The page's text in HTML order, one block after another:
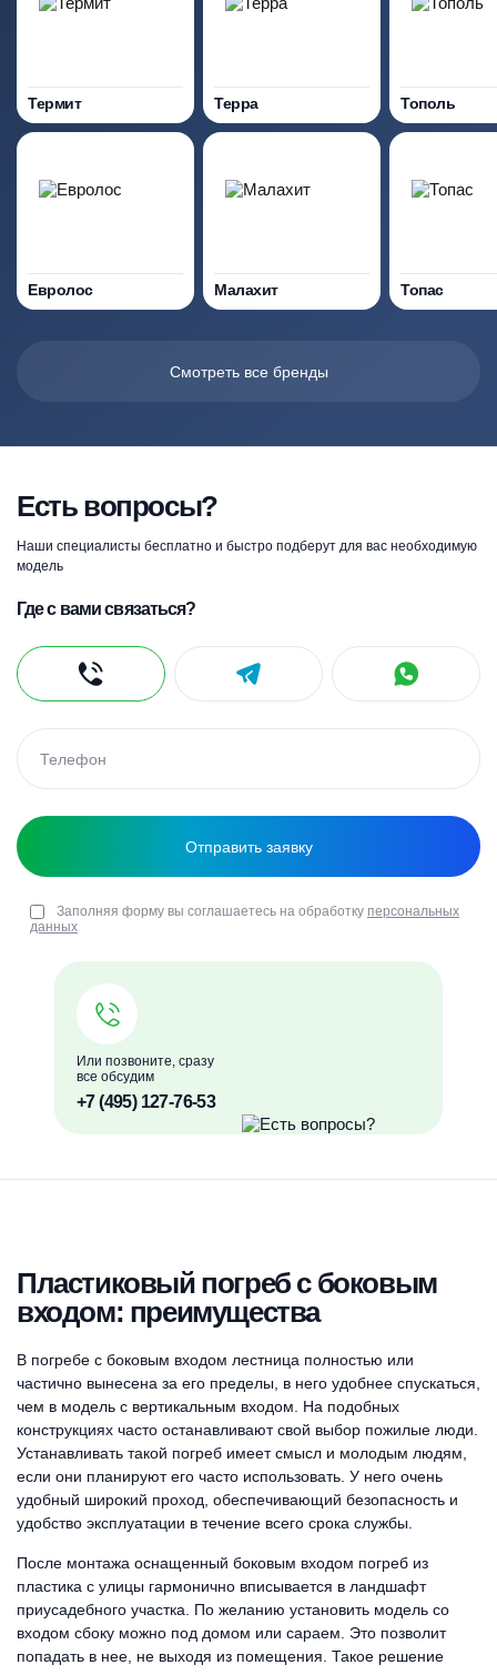
Термит Терра Тополь
Евролос Малахит Топас
Смотреть все бренды
Есть вопросы?
Наши специалисты бесплатно и быстро подберут для вас необходимую
модель
Или позвоните, сразу
все обсудим
+7 (495) 127-76-53
Где с вами связаться?
Заполняя форму вы соглашаетесь на обработку персональных
данных
Пластиковый погреб с боковым
входом: преимущества
В погребе с боковым входом лестница полностью или
частично вынесена за его пределы, в него удобнее спускаться,
чем в модель с вертикальным входом. На подобных
конструкциях часто останавливают свой выбор пожилые люди.
Устанавливать такой погреб имеет смысл и молодым людям,
если они планируют его часто использовать. У него очень
удобный широкий проход, обеспечивающий безопасность и
удобство эксплуатации в течение всего срока службы.
После монтажа оснащенный боковым входом погреб из
пластика с улицы гармонично вписывается в ландшафт
приусадебного участка. По желанию установить модель со
входом сбоку можно под домом или сараем. Это позволит
попадать в нее, не выходя из помещения. Такое решение